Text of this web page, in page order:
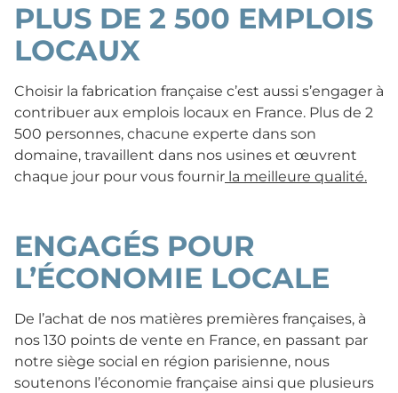
PLUS DE 2 500 EMPLOIS
LOCAUX
Choisir la fabrication française c’est aussi s’engager à
contribuer aux emplois locaux en France. Plus de 2
500 personnes, chacune experte dans son
domaine, travaillent dans nos usines et œuvrent
chaque jour pour vous fournir la meilleure qualité.
ENGAGÉS POUR
L’ÉCONOMIE LOCALE
De l’achat de nos matières premières françaises, à
nos 130 points de vente en France, en passant par
notre siège social en région parisienne, nous
soutenons l’économie française ainsi que plusieurs